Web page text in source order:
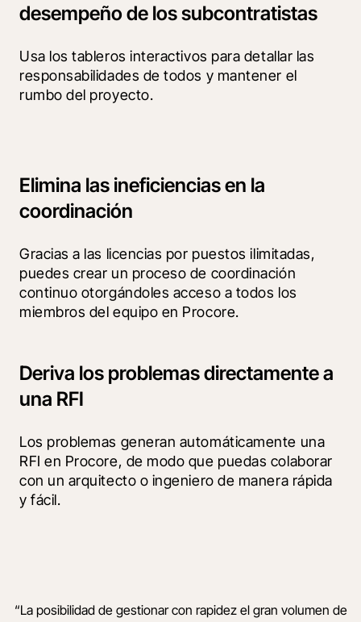
desempeño de los subcontratistas
Usa los tableros interactivos para detallar las
responsabilidades de todos y mantener el
rumbo del proyecto.
Elimina las ineficiencias en la
coordinación
Gracias a las licencias por puestos ilimitadas,
puedes crear un proceso de coordinación
continuo otorgándoles acceso a todos los
miembros del equipo en Procore.
Deriva los problemas directamente a
una RFI
Los problemas generan automáticamente una
RFI en Procore, de modo que puedas colaborar
con un arquitecto o ingeniero de manera rápida
y fácil.
“La posibilidad de gestionar con rapidez el gran volumen de